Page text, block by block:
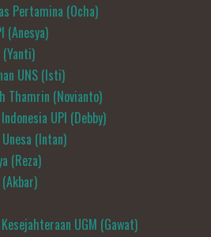
Pertamina (Ocha)
(Anesya)
(Yanti)
UNS (Isti)
Thamrin (Novianto)
UPI (Debby)
(Intan)
(Reza)
UGM (Gawat)